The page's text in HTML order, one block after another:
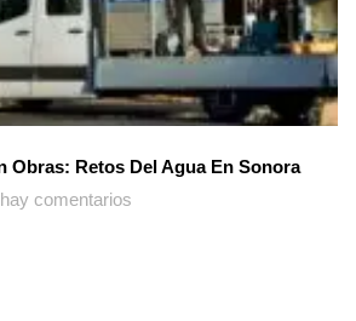
Obras: Retos Del Agua En Sonora
comentarios